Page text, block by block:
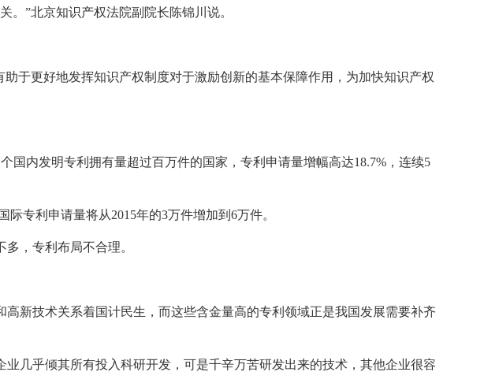
。”北京知识产权法院副院长陈锦川说。
于更好地发挥知识产权制度对于激励创新的基本保障作用，为加快知识产权
国内发明专利拥有量超过百万件的国家，专利申请量增幅高达18.7%，连续5
专利申请量将从2015年的3万件增加到6万件。
，专利布局不合理。
新技术关系着国计民生，而这些含金量高的专利领域正是我国发展需要补齐
几乎倾其所有投入科研开发，可是千辛万苦研发出来的技术，其他企业很容